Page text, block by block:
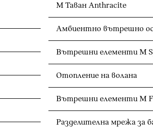
M Таван Anthracite
Амбиентно вътрешно
Вътрешни елементи M
Отопление на волана
Вътрешни елементи М
Разделителна мрежа за